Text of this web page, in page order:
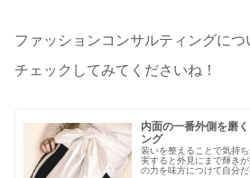
ファッションコンサルティングに
チェックしてみてくださいね！
内面の一番外側を磨
ング
装いを整えることで気持
実すると外見にまで輝き
の力を味方につけて自分